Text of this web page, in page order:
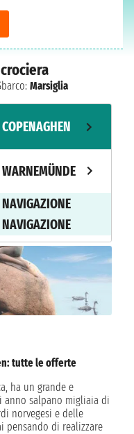
Marsiglia
COPENAGHEN
WARNEMÜNDE
NAVIGAZIONE
NAVIGAZIONE
BREST
NAVIGAZIONE
NAVIGAZIONE
TARRAGONA
tutte le offerte
ha un grande e
salpano migliaia di
norvegesi e delle
pensando di realizzare